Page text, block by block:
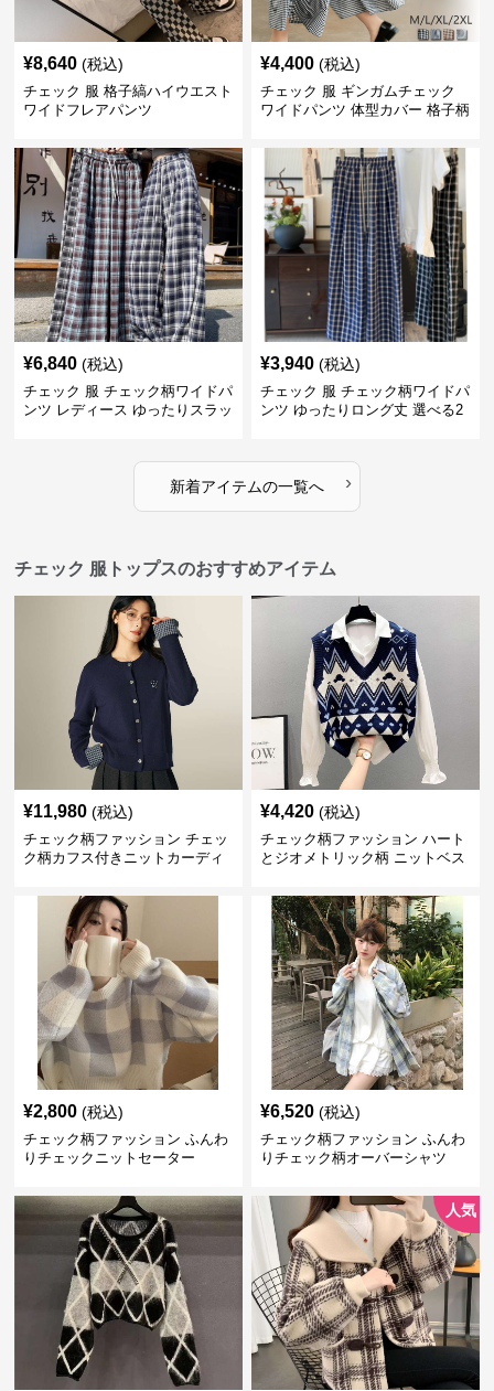
¥8,640 (税込)
チェック 服 格子縞ハイウエスト
ワイドフレアパンツ
¥4,400 (税込)
チェック 服 ギンガムチェック
ワイドパンツ 体型カバー 格子柄
¥6,840 (税込)
チェック 服 チェック柄ワイドパ
ンツ レディース ゆったりスラッ
¥3,940 (税込)
チェック 服 チェック柄ワイドパ
ンツ ゆったりロング丈 選べる2
新着アイテムの一覧へ ›
チェック 服トップスのおすすめアイテム
¥11,980 (税込)
チェック柄ファッション チェッ
ク柄カフス付きニットカーディ
¥4,420 (税込)
チェック柄ファッション ハート
とジオメトリック柄 ニットベス
¥2,800 (税込)
チェック柄ファッション ふんわ
りチェックニットセーター
¥6,520 (税込)
チェック柄ファッション ふんわ
りチェック柄オーバーシャツ
人気